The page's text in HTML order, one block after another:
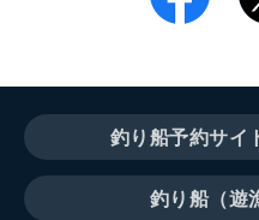
釣り船予約サイ
釣り船（遊